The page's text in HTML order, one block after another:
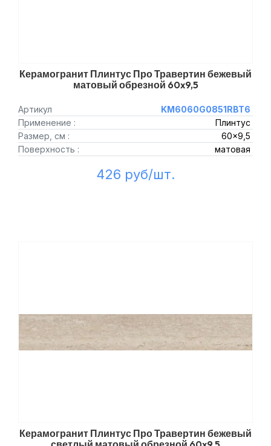
Керамогранит Плинтус Про Травертин бежевый
матовый обрезной 60x9,5
Артикул
KM6060G0851RBT6
Применение :
Плинтус
Размер, см :
60x9,5
Поверхность :
матовая
426 руб/шт.
Керамогранит Плинтус Про Травертин бежевый